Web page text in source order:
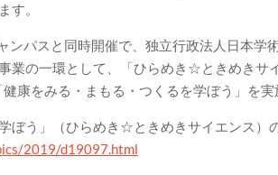
す。
ンパスと同時開催で、独立行政法人日本学
業の一環として、「ひらめき☆ときめきサ
康をみる・まもる・つくるを学ぼう」を実
ぼう」（ひらめき☆ときめきサイエンス）
2019/d19097.html